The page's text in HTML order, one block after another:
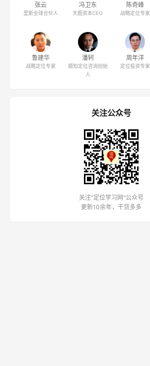
张云
里斯全球合伙人
冯卫东
天图资本CEO
陈奇峰
战略定位专家
鲁建华
战略定位专家
潘轲
顺知定位咨询创始
人
周年洋
定位投资专家
关注公众号
关注"定位学习网"公众号
更新10余年，干货多多